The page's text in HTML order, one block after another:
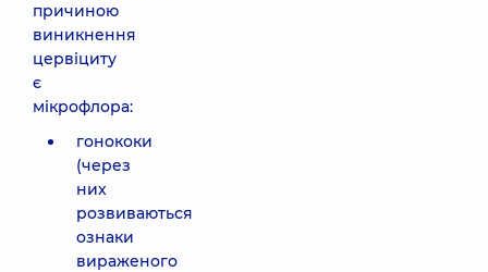
причиною
виникнення
цервіциту
є
мікрофлора:
гонококи
(через
них
розвиваються
ознаки
вираженого